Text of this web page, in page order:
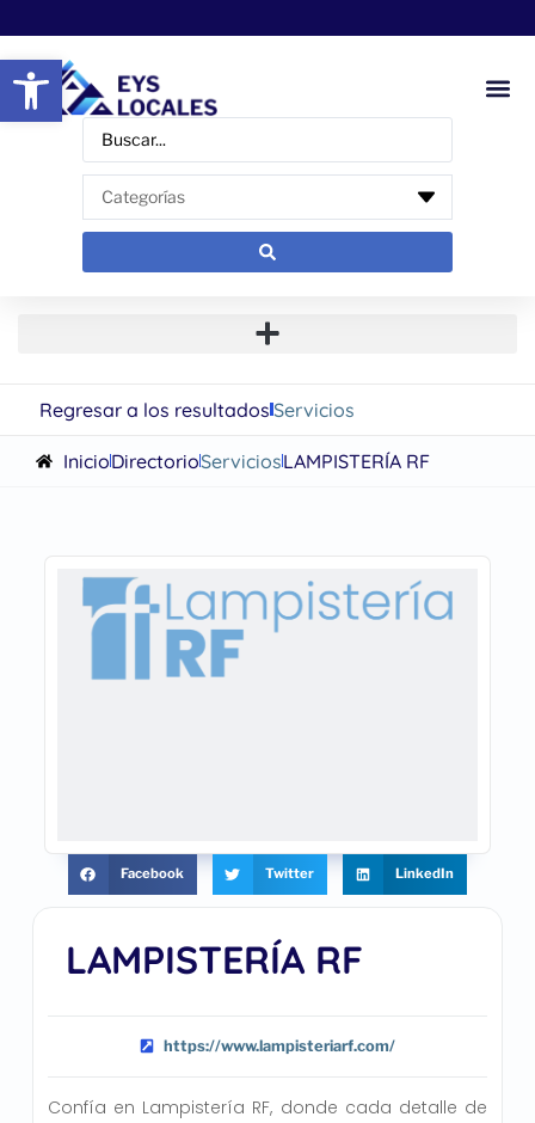
Abrir barra de herramientas
Regresar a los resultadosServicios
InicioDirectorioServiciosLAMPISTERÍA RF
LAMPISTERÍA RF
https://www.lampisteriarf.com/
Confía en Lampistería RF, donde cada detalle de
Facebook Twitter LinkedIn